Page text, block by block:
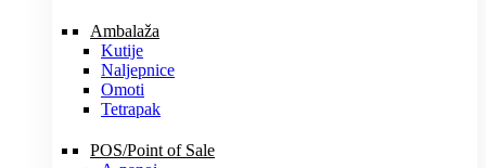
Ambalaža
Kutije
Naljepnice
Omoti
Tetrapak
POS/Point of Sale